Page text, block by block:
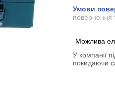
повернення
У компанії
покидаючи